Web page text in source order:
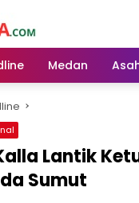
Medan
Lantik
Sumut